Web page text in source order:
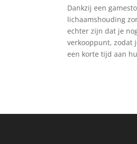
Dankzij een
lichaamshouding
echter zijn dat je
verkooppunt, zodat
een korte tijd aan